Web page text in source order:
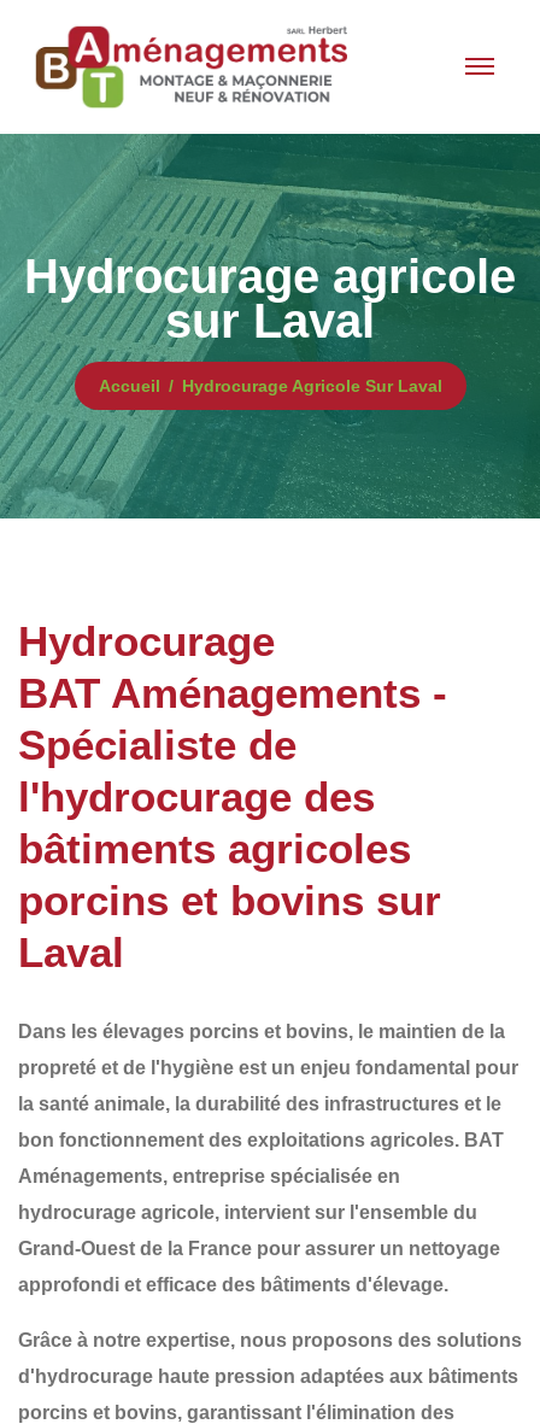
Hydrocurage agricole
sur Laval
Accueil Hydrocurage Agricole Sur Laval
Hydrocurage
BAT Aménagements -
Spécialiste de
l'hydrocurage des
bâtiments agricoles
porcins et bovins sur
Laval
Dans les élevages porcins et bovins, le maintien de la
propreté et de l'hygiène est un enjeu fondamental pour
la santé animale, la durabilité des infrastructures et le
bon fonctionnement des exploitations agricoles. BAT
Aménagements, entreprise spécialisée en
hydrocurage agricole, intervient sur l'ensemble du
Grand-Ouest de la France pour assurer un nettoyage
approfondi et efficace des bâtiments d'élevage.
Grâce à notre expertise, nous proposons des solutions
d' hydrocurage haute pression adaptées aux bâtiments
porcins et bovins, garantissant l'élimination des